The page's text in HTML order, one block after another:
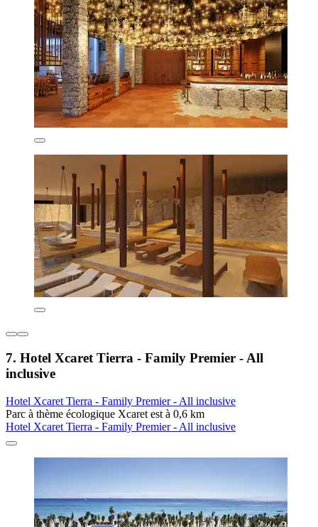
7. Hotel Xcaret Tierra - Family Premier - All
inclusive
Hotel Xcaret Tierra - Family Premier - All inclusive
Parc à thème écologique Xcaret est à 0,6 km
Hotel Xcaret Tierra - Family Premier - All inclusive